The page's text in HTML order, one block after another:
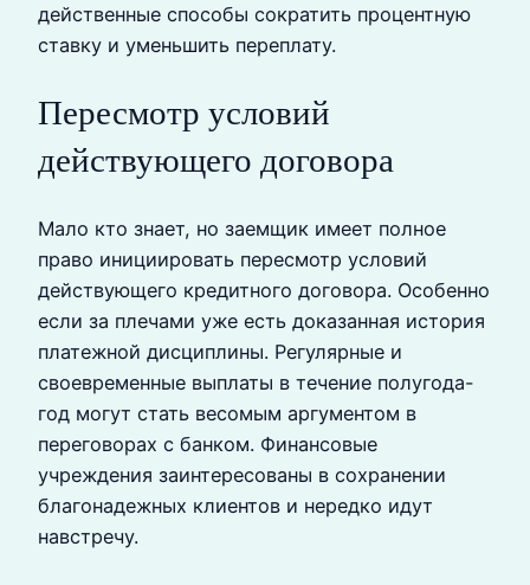
действенные способы сократить процентную
ставку и уменьшить переплату.
Пересмотр условий
действующего договора
Мало кто знает, но заемщик имеет полное
право инициировать пересмотр условий
действующего кредитного договора. Особенно
если за плечами уже есть доказанная история
платежной дисциплины. Регулярные и
своевременные выплаты в течение полугода-
год могут стать весомым аргументом в
переговорах с банком. Финансовые
учреждения заинтересованы в сохранении
благонадежных клиентов и нередко идут
навстречу.